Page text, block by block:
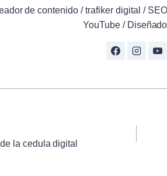
de contenido / trafiker digital /
YouTube /
la cedula digital